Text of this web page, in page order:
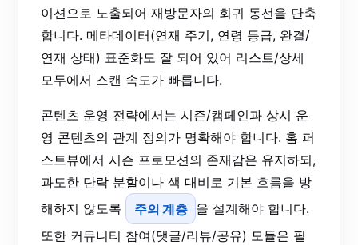
이션으로 노출되어 재방문자의 회귀 동선을 단축
합니다. 메타데이터(연재 주기, 연령 등급, 완결/
연재 상태) 표준화도 잘 되어 있어 리스트/상세
모두에서 스캔 속도가 빠릅니다.
콘텐츠 운영 전략에서는 시즌/캠페인과 상시 운
영 콘텐츠의 관계 정의가 명확해야 합니다. 홈 퍼
스트뷰에서 시즌 프로모션의 존재감은 유지하되,
과도한 단락 분할이나 색 대비로 기본 흐름을 방
해하지 않도록
주의 계층 을 설계해야 합니다.
또한 커뮤니티 참여(댓글/리뷰/공유) 모듈은 필